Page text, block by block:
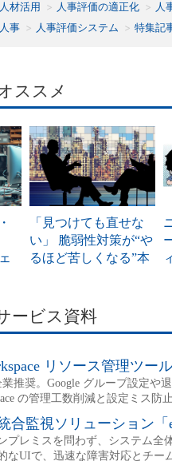
人材活用 人事評価の適正化 人
人事 人事評価システム 特集記